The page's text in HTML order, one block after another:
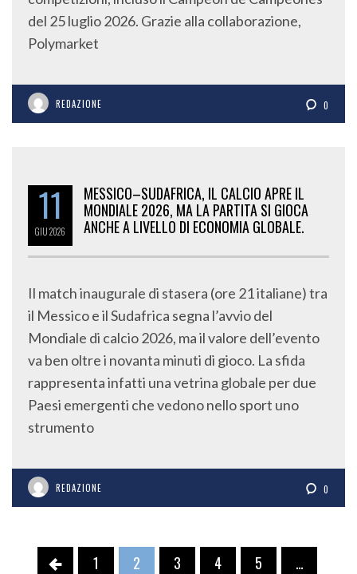
del 25 luglio 2026. Grazie alla collaborazione,
Polymarket
REDAZIONE 0
11
GIU2026
MESSICO–SUDAFRICA, IL CALCIO APRE IL
MONDIALE 2026, MA LA PARTITA SI GIOCA
ANCHE A LIVELLO DI ECONOMIA GLOBALE.
Il match inaugurale di stasera (ore 21 italiane) tra
il Messico e il Sudafrica segna l’avvio del
Mondiale di calcio 2026, ma il valore dell’evento
va ben oltre i novanta minuti di gioco. La sfida
rappresenta infatti una vetrina globale per due
Paesi emergenti che vedono nello sport uno
strumento
REDAZIONE 0
1 2 3 4 5
…